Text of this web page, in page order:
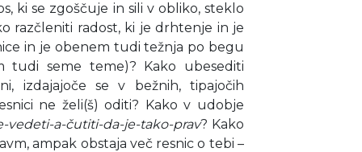
ki se zgoščuje in sili v obliko, steklo
razčleniti radost, ki je drhtenje in je
in je obenem tudi težnja po begu
seme teme)? Kako ubesediti
izdajajoče se v bežnih, tipajočih
ne želi(š) oditi? Kako v udobje
vedeti-a-čutiti-da-je-tako-prav? Kako
ampak obstaja več resnic o tebi –